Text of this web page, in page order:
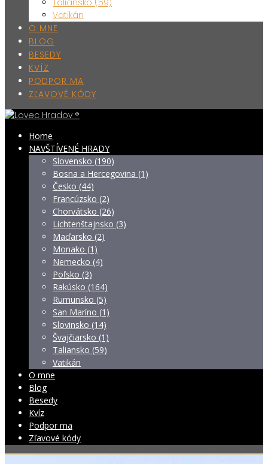
Taliansko (59)
Vatikán
O MNE
BLOG
BESEDY
KVÍZ
PODPOR MA
ZĽAVOVÉ KÓDY
Home
NAVŠTÍVENÉ HRADY
Slovensko (190)
Bosna a Hercegovina (1)
Česko (44)
Francúzsko (2)
Chorvátsko (26)
Lichtenštajnsko (3)
Maďarsko (2)
Monako (1)
Nemecko (4)
Poľsko (3)
Rakúsko (164)
Rumunsko (5)
San Maríno (1)
Slovinsko (14)
Švajčiarsko (1)
Taliansko (59)
Vatikán
O mne
Blog
Besedy
Kvíz
Podpor ma
Zľavové kódy